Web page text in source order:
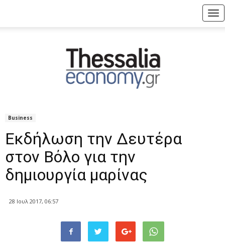
Business
Εκδήλωση την Δευτέρα
στον Βόλο για την
δημιουργία μαρίνας
28 Ιουλ 2017, 06:57